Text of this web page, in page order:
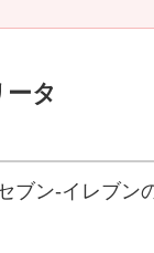
タ
ブン-イレブン